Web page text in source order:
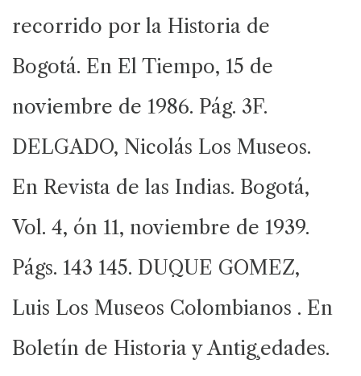
recorrido por la Historia de
Bogotá. En El Tiempo, 15 de
noviembre de 1986. Pág. 3F.
DELGADO, Nicolás Los Museos.
En Revista de las Indias. Bogotá,
Vol. 4, ón 11, noviembre de 1939.
Págs. 143 145. DUQUE GOMEZ,
Luis Los Museos Colombianos . En
Boletín de Historia y Antig¸edades.